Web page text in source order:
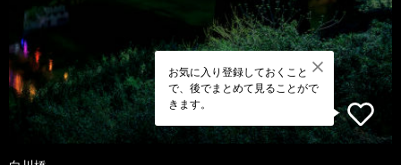
お気に入り登録しておくこと
で、後でまとめて見ることがで
きます。